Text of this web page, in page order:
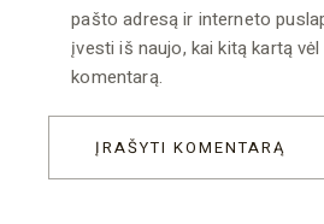
pašto adresą ir interneto
įvesti iš naujo, kai kitą kartą
komentarą.
ĮRAŠYTI KOMENTARĄ